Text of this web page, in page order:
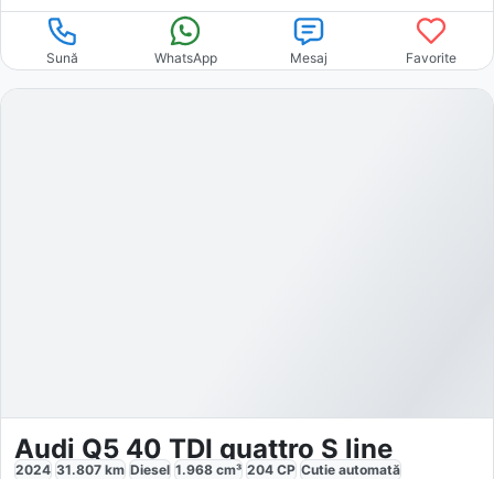
Sună WhatsApp Mesaj Favorite
Audi Q5 40 TDI quattro S line
2024 31.807 km Diesel 1.968 cm³ 204 CP Cutie automată